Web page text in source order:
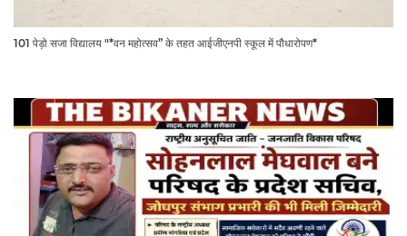
101 पेड़ो सजा विद्यालय "*वन महोत्सव” के तहत आईजीएनपी स्कूल में पौधारोपण*